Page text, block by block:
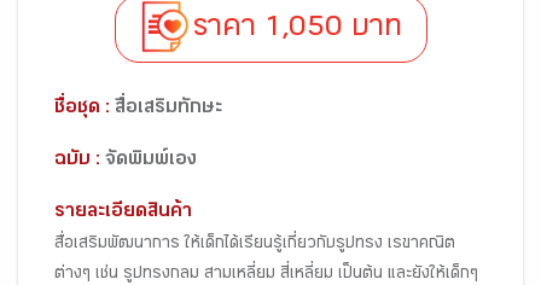
ราคา 1,050 บาท
ชื่อชุด : สื่อเสริมทักษะ
ฉบับ : จัดพิมพ์เอง
รายละเอียดสินค้า
สื่อเสริมพัฒนาการ ให้เด็กได้เรียนรู้เกี่ยวกับรูปทรง เรขาคณิต
ต่างๆ เช่น รูปทรงกลม สามเหลี่ยม สี่เหลี่ยม เป็นต้น และยังให้เด็กๆ